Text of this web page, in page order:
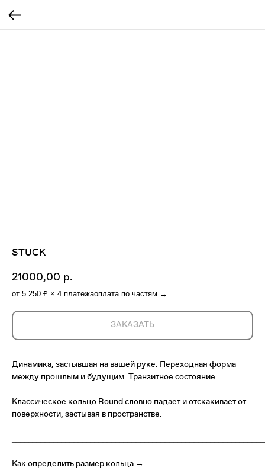
STUCK
21000,00 р.
от 5 250 ₽ × 4 платежаоплата по частям →
ЗАКАЗАТЬ
Динамика, застывшая на вашей руке. Переходная форма
между прошлым и будущим. Транзитное состояние.
Классическое кольцо Round словно падает и отскакивает от
поверхности, застывая в пространстве.
Как определить размер кольца →